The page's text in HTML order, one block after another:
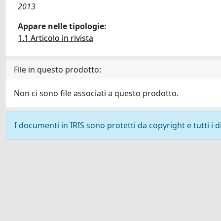
2013
Appare nelle tipologie:
1.1 Articolo in rivista
File in questo prodotto:
Non ci sono file associati a questo prodotto.
I documenti in IRIS sono protetti da copyright e tutti i